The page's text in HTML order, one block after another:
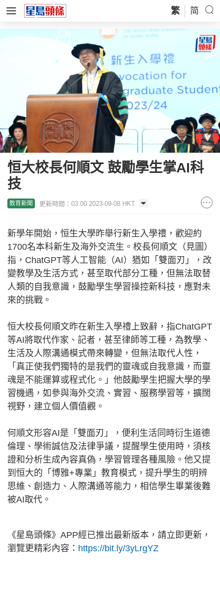
繁 简
恒大校長何順文 鼓勵學生掌AI科
技
教育新聞 更新時間：03:00 2023-09-08 HKT
新學年開始，恒生大學昨舉行新生入學禮，歡迎約
1700名本科新生及海外交流生。校長何順文（見圖）
指，ChatGPT等人工智能（AI）猶如「雙面刃」，改
變教學及生活方式，甚至取代部分工種，但無法取替
人類的自我意識，鼓勵學生學習操控新科技，應對未
來的挑戰。
恒大校長何順文昨在新生入學禮上致辭，指ChatGPT
等AI將取代作家、記者，甚至律師等工種，為教學、
生活及人際溝通模式帶來轉變，但無法取代人性，
「真正使我們獨特的是我們的靈魂或自我意識，而靈
魂是不能運算或程式化。」他鼓勵學生把握大學的學
習機遇，如參與海外交流、實習、服務學習等，擴闊
視野，建立個人價值觀。
何順文形容AI是「雙面刃」，便利生活同時衍生道德
倫理、學術誠信及法律爭議，提醒學生使用時，須核
證和分析生成內容真偽，學習管理各種風險。他又提
到恒大的「博雅+專業」教育模式，提升學生的明辨
思維、創造力、人際溝通等能力，相信學生畢業後難
被AI取代。
《星島頭條》APP經已推出最新版本，請立即更新，
瀏覽更精彩內容： https://bit.ly/3yLrgYZ